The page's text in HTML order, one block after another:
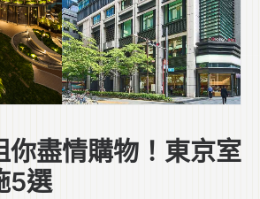
你盡情購物！東京室
5選